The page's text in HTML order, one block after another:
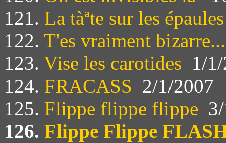
121. La tàªte sur les épaules
122. T'es vraiment bizarre...
123. Vise les carotides 1/
124. FRACASS 2/1/2007
125. Flippe flippe flippe
126. Flippe Flippe